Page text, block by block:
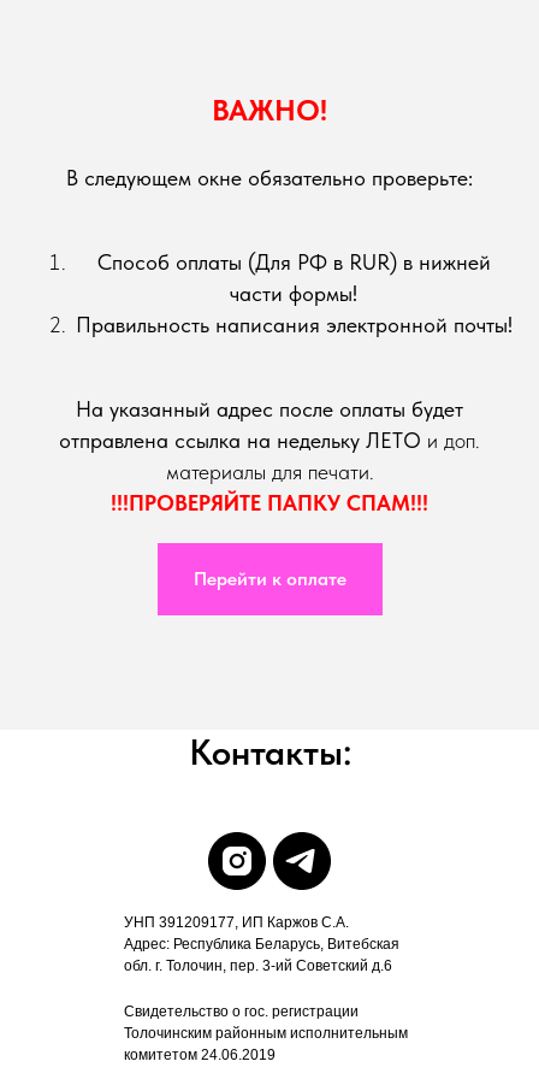
ВАЖНО!
В следующем окне обязательно проверьте:
Способ оплаты (Для РФ в RUR) в нижней
части формы!
Правильность написания электронной почты!
На указанный адрес после оплаты будет
отправлена ссылка на недельку ЛЕТО и доп.
материалы для печати.
!!!ПРОВЕРЯЙТЕ ПАПКУ СПАМ!!!
Перейти к оплате
Контакты:
УНП 391209177, ИП Каржов С.А.
Адрес: Республика Беларусь, Витебская
обл. г. Толочин, пер. 3-ий Советский д.6
Свидетельство о гос. регистрации
Толочинским районным исполнительным
комитетом 24.06.2019